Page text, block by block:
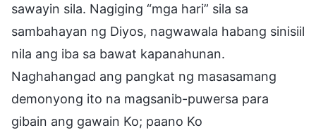
sawayin sila. Nagiging “mga hari” sila sa
sambahayan ng Diyos, nagwawala habang sinisiil
nila ang iba sa bawat kapanahunan.
Naghahangad ang pangkat ng masasamang
demonyong ito na magsanib-puwersa para
gibain ang gawain Ko; paano Ko